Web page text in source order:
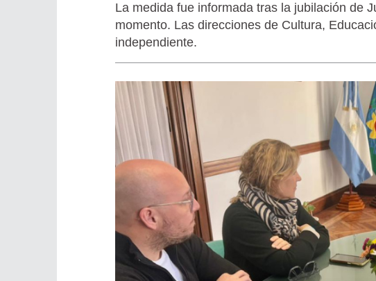
La medida fue informada tras la jubilación de
momento. Las direcciones de Cultura,
independiente.